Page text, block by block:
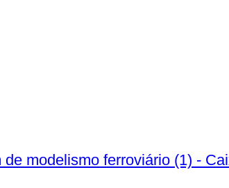
modelismo ferroviário (1) -